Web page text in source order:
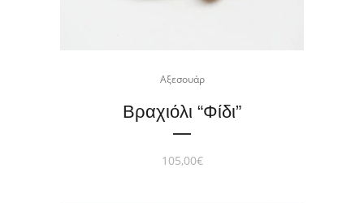
Αξεσουάρ
Βραχιόλι “Φίδι”
105,00€